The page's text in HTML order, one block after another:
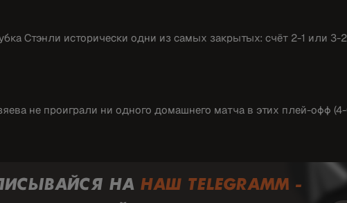
Стэнли исторически одни из самых закрытых: счёт 2-1 или 3-
не проиграли ни одного домашнего матча в этих плей-офф
НА НАШ TELEGRAMM -